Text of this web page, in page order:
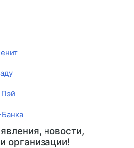
новости,
организации!